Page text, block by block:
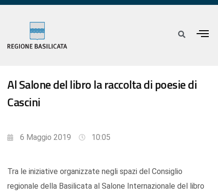
Al Salone del libro la raccolta di poesie di
Cascini
6 Maggio 2019 10:05
Tra le iniziative organizzate negli spazi del Consiglio
regionale della Basilicata al Salone Internazionale del libro